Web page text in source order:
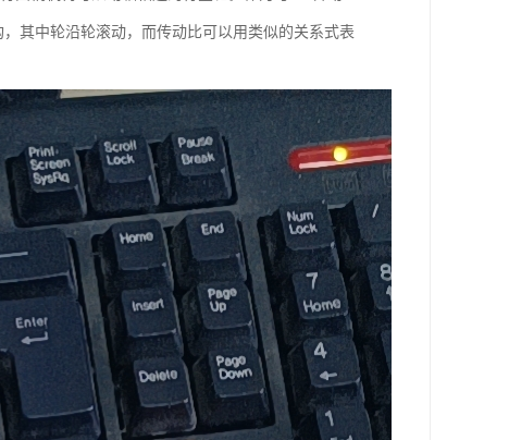
其中轮沿轮滚动，而传动比可以用类似的关系式表